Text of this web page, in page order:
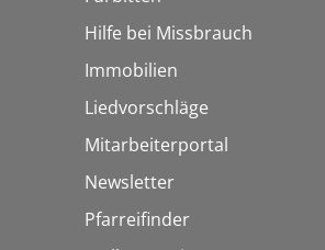
Hilfe bei Missbrauch
Immobilien
Liedvorschläge
Mitarbeiterportal
Newsletter
Pfarreifinder